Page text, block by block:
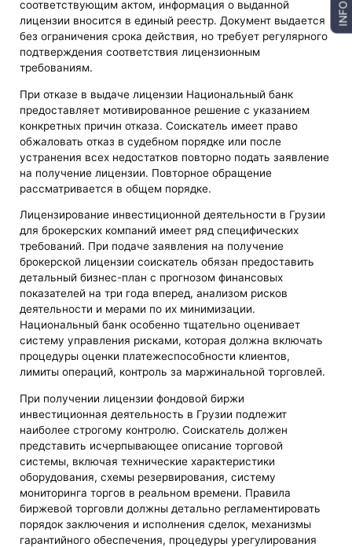
соответствующим актом, информация о выданной
лицензии вносится в единый реестр. Документ выдается
без ограничения срока действия, но требует регулярного
подтверждения соответствия лицензионным
требованиям.
При отказе в выдаче лицензии Национальный банк
предоставляет мотивированное решение с указанием
конкретных причин отказа. Соискатель имеет право
обжаловать отказ в судебном порядке или после
устранения всех недостатков повторно подать заявление
на получение лицензии. Повторное обращение
рассматривается в общем порядке.
Лицензирование инвестиционной деятельности в Грузии
для брокерских компаний имеет ряд специфических
требований. При подаче заявления на получение
брокерской лицензии соискатель обязан предоставить
детальный бизнес-план с прогнозом финансовых
показателей на три года вперед, анализом рисков
деятельности и мерами по их минимизации.
Национальный банк особенно тщательно оценивает
систему управления рисками, которая должна включать
процедуры оценки платежеспособности клиентов,
лимиты операций, контроль за маржинальной торговлей.
При получении лицензии фондовой биржи
инвестиционная деятельность в Грузии подлежит
наиболее строгому контролю. Соискатель должен
представить исчерпывающее описание торговой
системы, включая технические характеристики
оборудования, схемы резервирования, систему
мониторинга торгов в реальном времени. Правила
биржевой торговли должны детально регламентировать
порядок заключения и исполнения сделок, механизмы
гарантийного обеспечения, процедуры урегулирования
INFO